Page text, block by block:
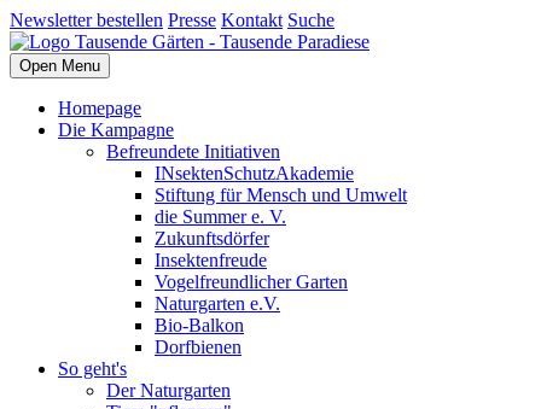
Newsletter bestellen Presse Kontakt Suche
Open Menu
Homepage
Die Kampagne
Befreundete Initiativen
INsektenSchutzAkademie
Stiftung für Mensch und Umwelt
die Summer e. V.
Zukunftsdörfer
Insektenfreude
Vogelfreundlicher Garten
Naturgarten e.V.
Bio-Balkon
Dorfbienen
So geht's
Der Naturgarten